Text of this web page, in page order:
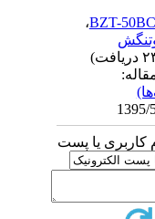
،
کاربری یا پست